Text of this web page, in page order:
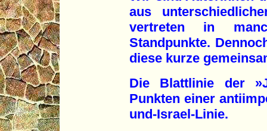
aus
vertreten in
Standpunkte.
diese kurze
Die Blattlinie der
Punkten einer
und-Israel-Linie.